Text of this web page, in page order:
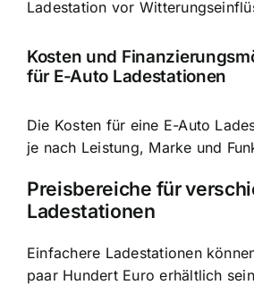
Ladestation vor
Kosten und
für E-Auto Ladestationen
Die Kosten für eine E-Auto
je nach Leistung, Marke und
Preisbereiche für
Ladestationen
Einfachere Ladestationen
paar Hundert Euro erhältlich